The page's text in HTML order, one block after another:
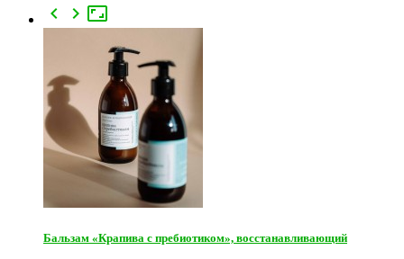

 
Бальзам «Крапива с пребиотиком», восстанавливающий